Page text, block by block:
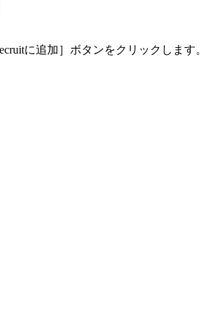
に追加］ボタンをクリックします